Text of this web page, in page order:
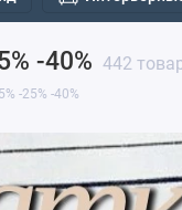
-40% 442
-25% -40%